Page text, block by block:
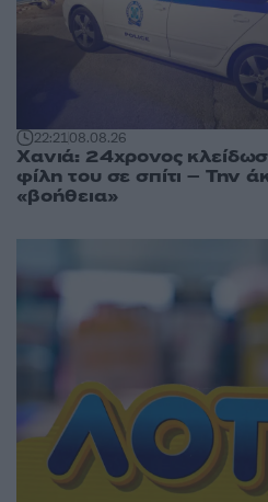
22:2108.08.26
Χανιά: 24χρονος
φίλη του σε σπίτι – Την
«βοήθεια»